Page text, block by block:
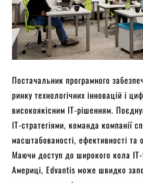
Постачальник програмного
ринку технологічних інновацій і
високоякісним ІТ-рішенням.
ІТ-стратегіями, команда компанії
масштабованості, ефективності та
Маючи доступ до широкого кола ІТ-
Америці, Edvantis може швидко